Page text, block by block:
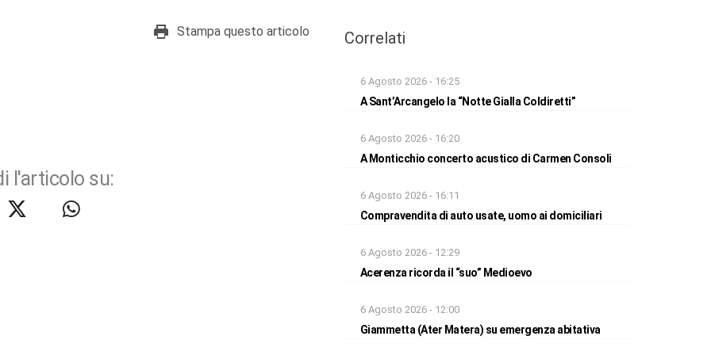
Stampa questo articolo
l'articolo su:
Correlati
6 Agosto 2026 - 16:25
A Sant’Arcangelo la “Notte Gialla Coldiretti”
6 Agosto 2026 - 16:20
A Monticchio concerto acustico di Carmen Consoli
6 Agosto 2026 - 16:11
Compravendita di auto usate, uomo ai domiciliari
6 Agosto 2026 - 12:29
Acerenza ricorda il “suo” Medioevo
6 Agosto 2026 - 12:00
Giammetta (Ater Matera) su emergenza abitativa